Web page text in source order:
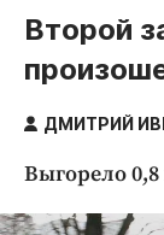
Обнинск
Новости
Статьи
Второй
ДМИТРИЙ
Выгорело 0,8